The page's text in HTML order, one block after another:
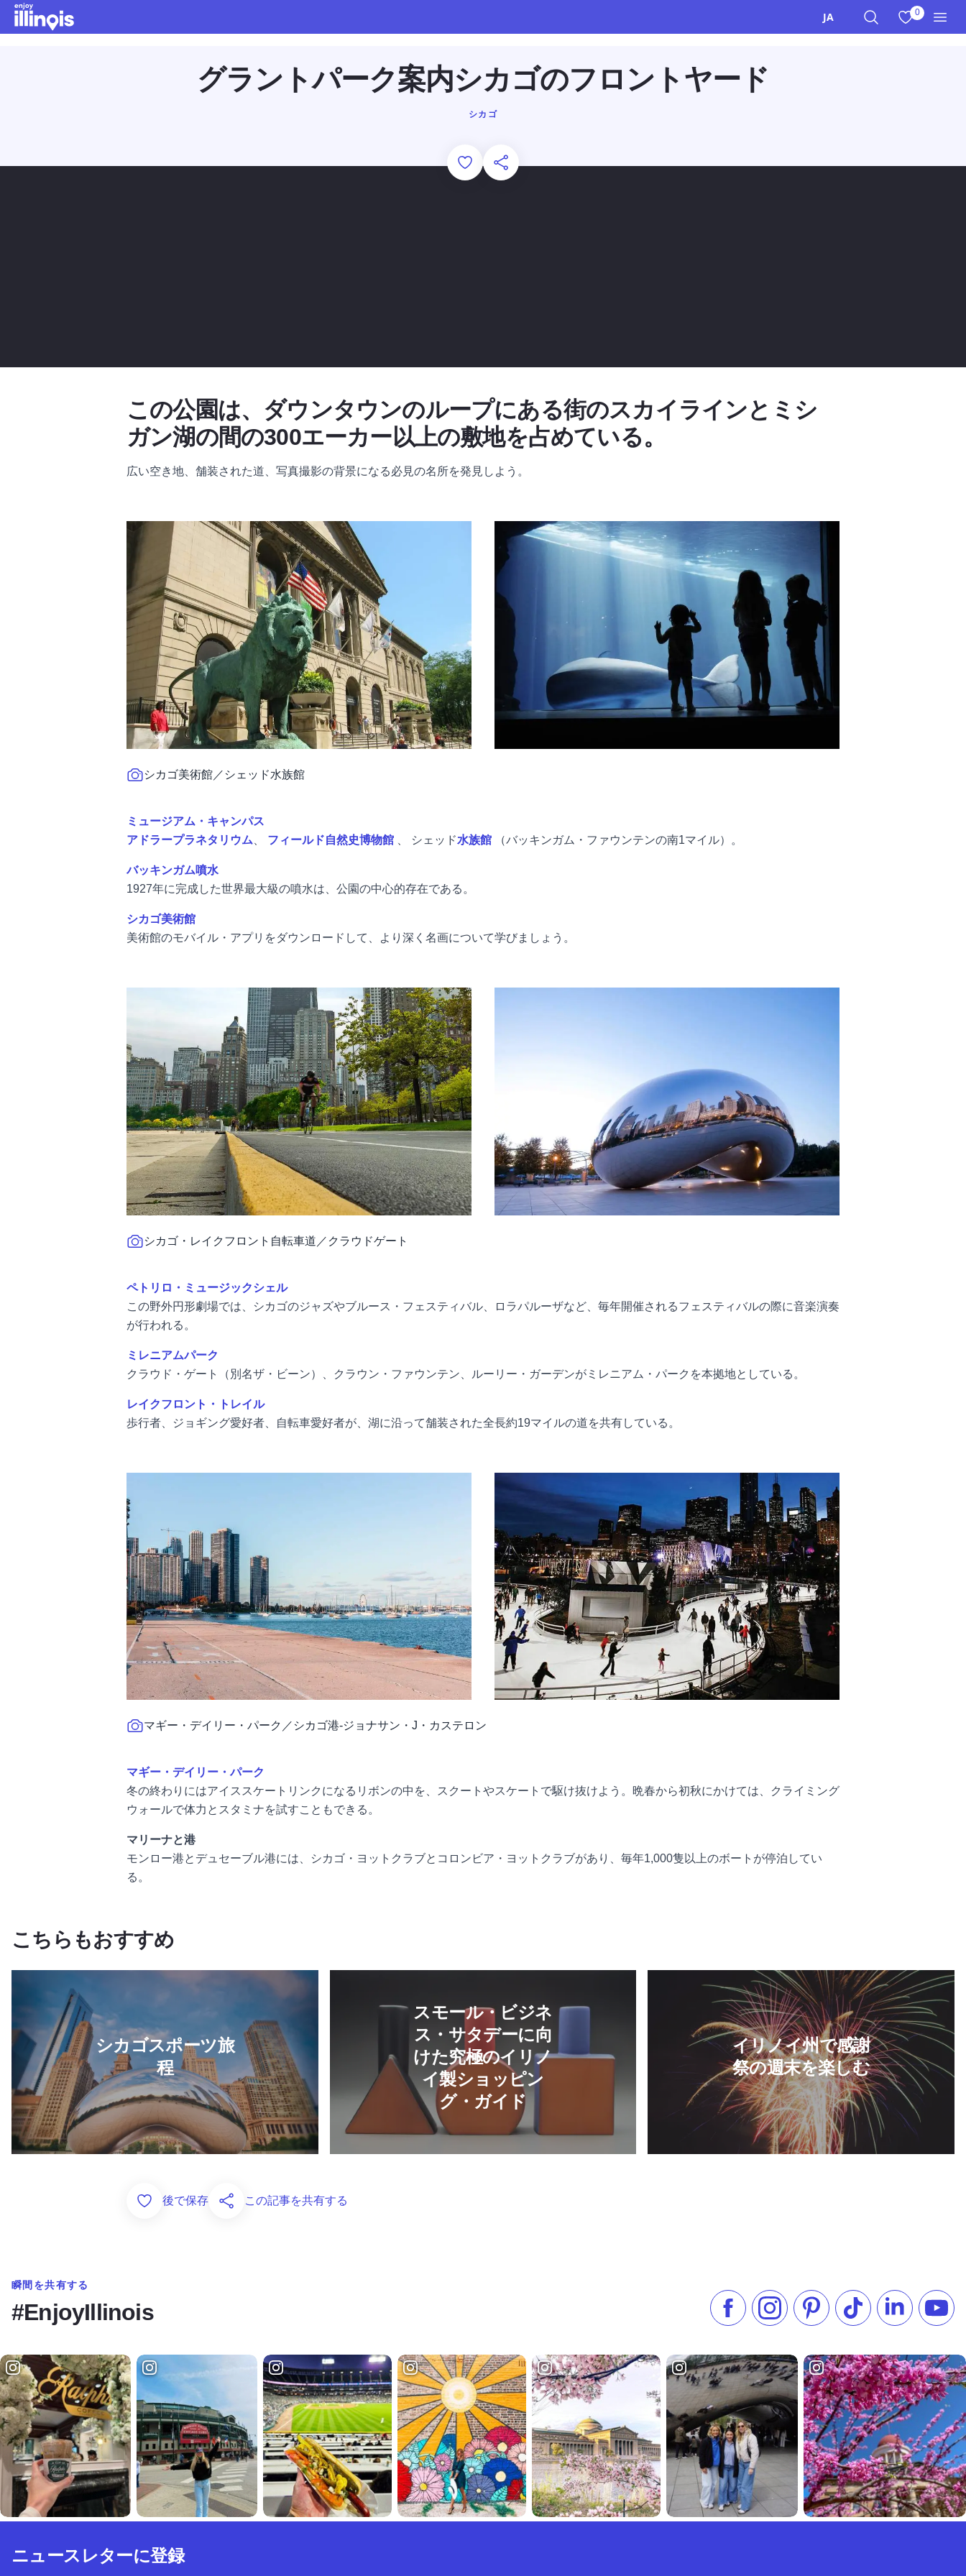
JA
サイト内検索
0
お気に入り
メニ
グラントパーク案内シカゴのフロントヤード
シカゴ
Add to Favorites
このページを共有する
この公園は、ダウンタウンのループにある街のスカイラインとミシ
ガン湖の間の300エーカー以上の敷地を占めている。
広い空き地、舗装された道、写真撮影の背景になる必見の名所を発見しよう。
シカゴ美術館／シェッド水族館
ミュージアム・キャンパス
アドラープラネタリウム
フィールド自然史博物館 シェッド水族館 （バッキンガム・ファウンテンの南1マイル）。
バッキンガム噴水
1927年に完成した世界最大級の噴水は、公園の中心的存在である。
シカゴ美術館
美術館のモバイル・アプリをダウンロードして、より深く名画について学びましょう。
シカゴ・レイクフロント自転車道／クラウドゲート
ペトリロ・ミュージックシェル
この野外円形劇場では、シカゴのジャズやブルース・フェスティバル、ロラパルーザなど、毎年開催されるフェスティバルの際に音楽演奏
が行われる。
ミレニアムパーク
クラウド・ゲート（別名ザ・ビーン）、クラウン・ファウンテン、ルーリー・ガーデンがミレニアム・パークを本拠地としている。
レイクフロント・トレイル
歩行者、ジョギング愛好者、自転車愛好者が、湖に沿って舗装された全長約19マイルの道を共有している。
マギー・デイリー・パーク／シカゴ港-ジョナサン・J・カステロン
マギー・デイリー・パーク
冬の終わりにはアイススケートリンクになるリボンの中を、スクートやスケートで駆け抜けよう。晩春から初秋にかけては、クライミング
ウォールで体力とスタミナを試すこともできる。
マリーナと港
モンロー港とデュセーブル港には、シカゴ・ヨットクラブとコロンビア・ヨットクラブがあり、毎年1,000隻以上のボートが停泊してい
る。
こちらもおすすめ
シカゴスポーツ旅
程
シカゴスポーツ旅程の詳細はこちら
スモール・ビジネ
ス・サタデーに向
けた究極のイリノ
イ製ショッピン
グ・ガイド
続きを読む スモール・ビジネス・サタデーに向けた究極のイリノイ製ショッピング・ガイド
イリノイ州で感謝
祭の週末を楽しむ
続きを読む 感謝祭の週末をイ
Add to Favorites
後で保存 この記事を共有する
瞬間を共有する
#EnjoyIllinois フェイスブックでいいね
インスタグラムをフォローする
ピンタレストTikTokでフォローする
LinkedInでフ
ニュースレターに登録